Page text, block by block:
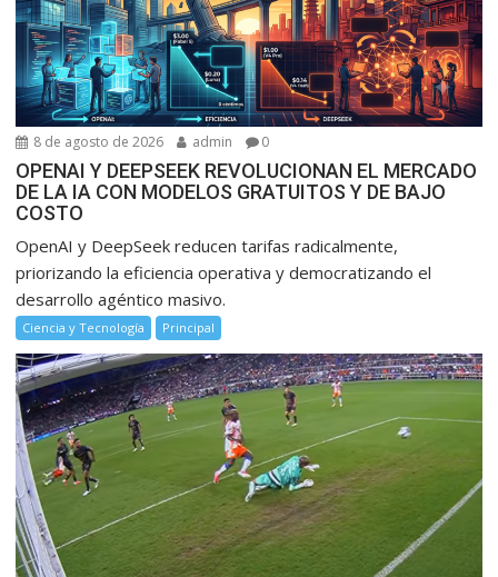
8 de agosto de 2026 admin 0
OPENAI Y DEEPSEEK REVOLUCIONAN EL MERCADO
DE LA IA CON MODELOS GRATUITOS Y DE BAJO
COSTO
OpenAI y DeepSeek reducen tarifas radicalmente,
priorizando la eficiencia operativa y democratizando el
desarrollo agéntico masivo.
Ciencia y Tecnología Principal